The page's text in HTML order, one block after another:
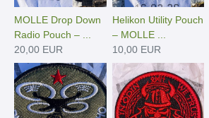
MOLLE Drop Down
Radio Pouch – ...
20,00 EUR
Helikon Utility Pouch
– MOLLE ...
10,00 EUR